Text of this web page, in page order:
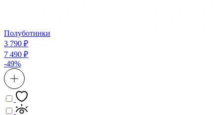
Полуботинки
3 790 ₽
7 490 ₽
-49%